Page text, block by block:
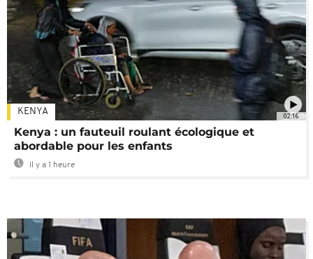
02:16
KENYA
Kenya : un fauteuil roulant écologique et
abordable pour les enfants
Il y a 1 heure